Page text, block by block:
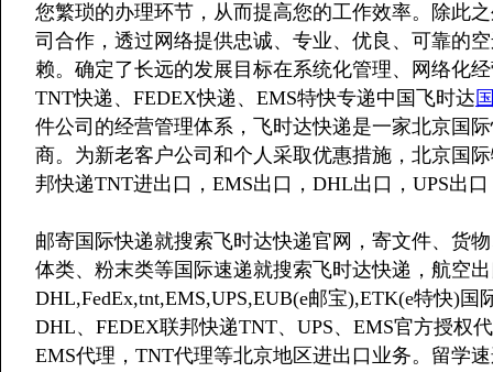
您繁琐的办理环节，从而提高您的工作效率。除此
司合作，透过网络提供忠诚、专业、优良、可靠的
赖。确定了长远的发展目标在系统化管理、网络化
TNT快递、FEDEX快递、EMS特快专递中国飞时达
件公司的经营管理体系，飞时达快递是一家北京国
商。为新老客户公司和个人采取优惠措施，北京国
邦快递TNT进出口，EMS出口，DHL出口，UPS出
邮寄国际快递就搜索飞时达快递官网，寄文件、货
体类、粉末类等国际速递就搜索飞时达快递，航空
DHL,FedEx,tnt,EMS,UPS,EUB(e邮宝),ETK(e特快)
DHL、FEDEX联邦快递TNT、UPS、EMS官方授权
EMS代理，TNT代理等北京地区进出口业务。留学